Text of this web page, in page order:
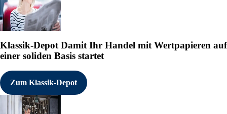
Klassik-DepotDamit Ihr Handel mit Wertpapieren auf
einer soliden Basis startet
Zum Klassik-Depot